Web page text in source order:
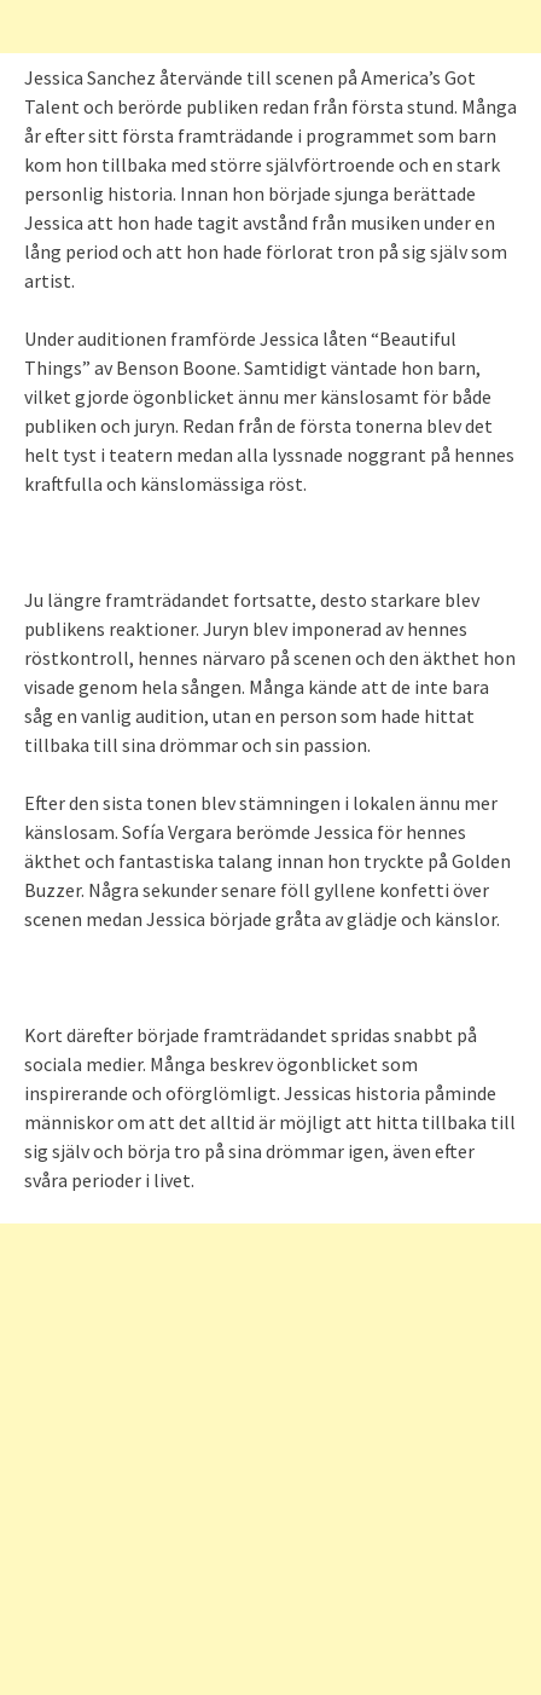
Jessica Sanchez återvände till scenen på America’s Got
Talent och berörde publiken redan från första stund. Många
år efter sitt första framträdande i programmet som barn
kom hon tillbaka med större självförtroende och en stark
personlig historia. Innan hon började sjunga berättade
Jessica att hon hade tagit avstånd från musiken under en
lång period och att hon hade förlorat tron på sig själv som
artist.
Under auditionen framförde Jessica låten “Beautiful
Things” av Benson Boone. Samtidigt väntade hon barn,
vilket gjorde ögonblicket ännu mer känslosamt för både
publiken och juryn. Redan från de första tonerna blev det
helt tyst i teatern medan alla lyssnade noggrant på hennes
kraftfulla och känslomässiga röst.
Ju längre framträdandet fortsatte, desto starkare blev
publikens reaktioner. Juryn blev imponerad av hennes
röstkontroll, hennes närvaro på scenen och den äkthet hon
visade genom hela sången. Många kände att de inte bara
såg en vanlig audition, utan en person som hade hittat
tillbaka till sina drömmar och sin passion.
Efter den sista tonen blev stämningen i lokalen ännu mer
känslosam. Sofía Vergara berömde Jessica för hennes
äkthet och fantastiska talang innan hon tryckte på Golden
Buzzer. Några sekunder senare föll gyllene konfetti över
scenen medan Jessica började gråta av glädje och känslor.
Kort därefter började framträdandet spridas snabbt på
sociala medier. Många beskrev ögonblicket som
inspirerande och oförglömligt. Jessicas historia påminde
människor om att det alltid är möjligt att hitta tillbaka till
sig själv och börja tro på sina drömmar igen, även efter
svåra perioder i livet.